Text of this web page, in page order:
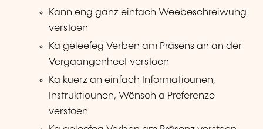
Kann eng ganz einfach Weebeschreiwung
verstoen
Ka geleefeg Verben am Präsens an an der
Vergaangenheet verstoen
Ka kuerz an einfach Informatiounen,
Instruktiounen, Wënsch a Preferenze
verstoen